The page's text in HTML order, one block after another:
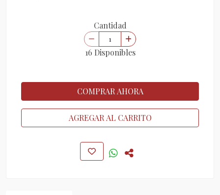
Cantidad
16 Disponibles
COMPRAR AHORA
AGREGAR AL CARRITO